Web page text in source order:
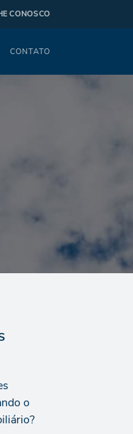
CONOSCO
CONTATO
o